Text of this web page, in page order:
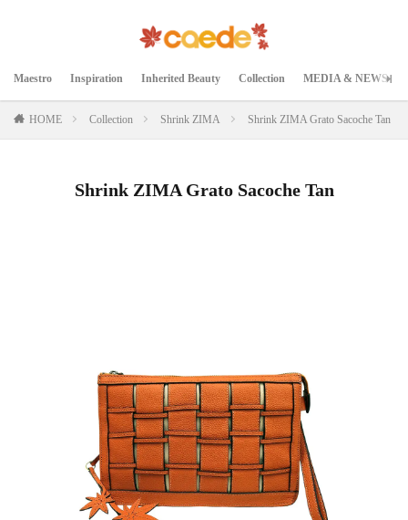
Maestro Inspiration Inherited Beauty Collection MEDIA & NEWS
HOME Collection Shrink ZIMA Shrink ZIMA Grato Sacoche Tan
Shrink ZIMA Grato Sacoche Tan